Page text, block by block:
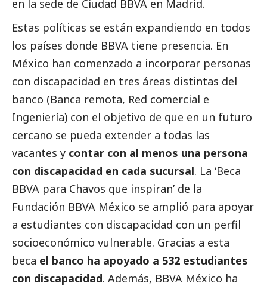
en la sede de Ciudad BBVA en Madrid.
Estas políticas se están expandiendo en todos
los países donde BBVA tiene presencia. En
México han comenzado a incorporar personas
con discapacidad en tres áreas distintas del
banco (Banca remota, Red comercial e
Ingeniería) con el objetivo de que en un futuro
cercano se pueda extender a todas las
vacantes y contar con al menos una persona
con discapacidad en cada sucursal. La ‘Beca
BBVA para Chavos que inspiran’ de la
Fundación BBVA México se amplió para apoyar
a estudiantes con discapacidad con un perfil
socioeconómico vulnerable. Gracias a esta
beca el banco ha apoyado a 532 estudiantes
con discapacidad. Además, BBVA México ha